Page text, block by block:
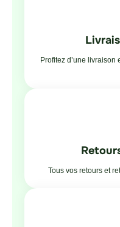
Profitez d’une
Tous vos retours et